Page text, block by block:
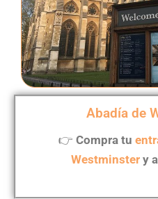
Abadía de
👉 Compra tu
Westminster y